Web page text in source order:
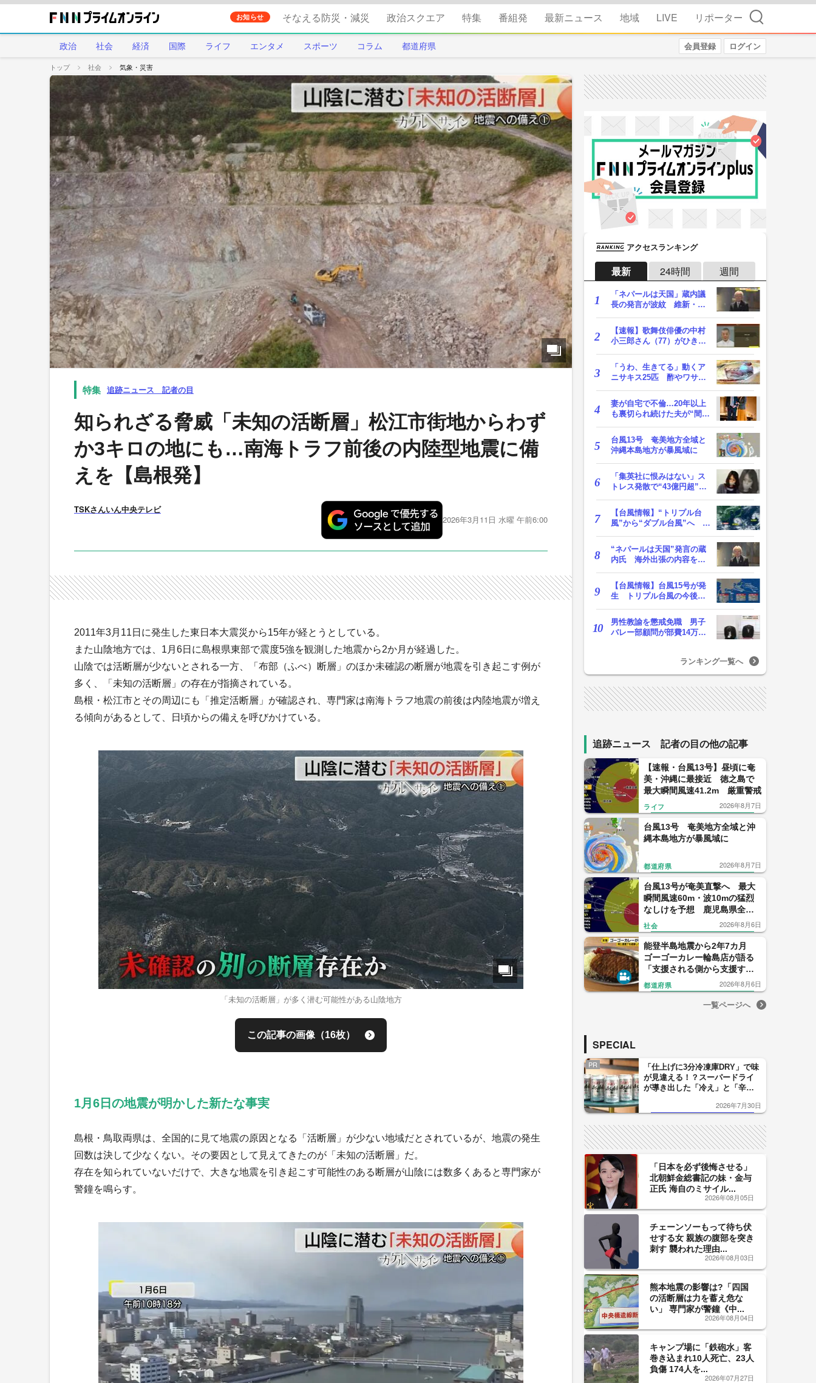
お知らせ そなえる防災・減災 政治スクエア 特集 番組発 最新ニュース 地域 LIVE リポーター 検索
政治 社会 経済 国際 ライフ エンタメ スポーツ コラム 都道府県 会員登録 ログイン
トップ 社会 気象・災害
追跡ニュース 記者の目
知られざる脅威「未知の活断層」松江市街地からわず
か3キロの地にも…南海トラフ前後の内陸型地震に備
えを【島根発】
TSKさんいん中央テレビ
2026年3月11日 水曜 午前6:00
2011年3月11日に発生した東日本大震災から15年が経とうとしている。
また山陰地方では、1月6日に島根県東部で震度5強を観測した地震から2か月が経過した。
山陰では活断層が少ないとされる一方、「布部（ふべ）断層」のほか未確認の断層が地震を引き起こす例が
多く、「未知の活断層」の存在が指摘されている。
島根・松江市とその周辺にも「推定活断層」が確認され、専門家は南海トラフ地震の前後は内陸地震が増え
る傾向があるとして、日頃からの備えを呼びかけている。
「未知の活断層」が多く潜む可能性がある山陰地方
この記事の画像（16枚）
1月6日の地震が明かした新たな事実
島根・鳥取両県は、全国的に見て地震の原因となる「活断層」が少ない地域だとされているが、地震の発生
回数は決して少なくない。その要因として見えてきたのが「未知の活断層」だ。
存在を知られていないだけで、大きな地震を引き起こす可能性のある断層が山陰には数多くあると専門家が
警鐘を鳴らす。
アクセスランキング
最新 24時間 週間
「ネパールは天国」蔵内議
長の発言が波紋 維新・吉
【速報】歌舞伎俳優の中村
小三郎さん（77）がひき逃
「うわ、生きてる」動くア
ニサキス25匹 酢やワサビ
妻が自宅で不倫…20年以上
も裏切られ続けた夫が“間
台風13号 奄美地方全域と
沖縄本島地方が暴風域に
「集英社に恨みはない」ス
トレス発散で“43億円超”の
【台風情報】“トリプル台
風”から“ダブル台風”へ 13
“ネパールは天国”発言の蔵
内氏 海外出張の内容を説
【台風情報】台風15号が発
生 トリプル台風の今後の
男性教諭を懲戒免職 男子
バレー部顧問が部費14万円
ランキング一覧へ
追跡ニュース 記者の目の他の記事
【速報・台風13号】昼頃に奄
美・沖縄に最接近 徳之島で
最大瞬間風速41.2m 厳重警戒
ライフ 2026年8月7日
台風13号 奄美地方全域と沖
縄本島地方が暴風域に
都道府県 2026年8月7日
台風13号が奄美直撃へ 最大
瞬間風速60m・波10mの猛烈
なしけを予想 鹿児島県全域
がすでに強風域 気象予報士
解説
社会 2026年8月6日
能登半島地震から2年7カ月
ゴーゴーカレー輪島店が語る
「支援される側から支援する
側へ」
都道府県 2026年8月6日
一覧ページへ
SPECIAL
PR
「仕上げに3分冷凍庫DRY」で味
が見違える！？スーパードライ
が導き出した「冷え」と「辛
した「辛口カーブ」が飲み頃の
2026年7月30日
「日本を必ず後悔させる」
北朝鮮金総書記の妹・金与
正氏 海自のミサイル...
2026年08月05日
チェーンソーもって待ち伏
せする女 親族の腹部を突き
刺す 襲われた理由...
2026年08月03日
熊本地震の影響は?「四国
の活断層は力を蓄え危な
い」 専門家が警鐘《中...
2026年08月04日
キャンプ場に「鉄砲水」客
巻き込まれ10人死亡、23人
負傷 174人を...
2026年07月27日